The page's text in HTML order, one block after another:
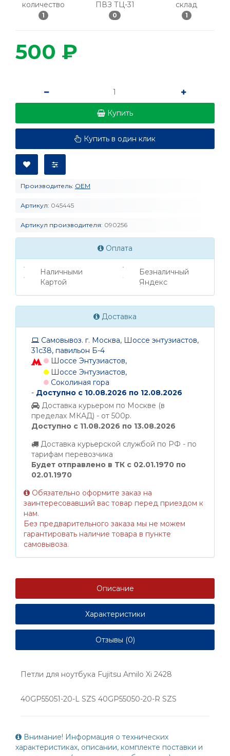
количество
1
ПВЗ ТЦ-31
0
склад
1
500 ₽
Купить
Купить в один клик
Производитель: OEM
Артикул: 045445
Артикул производителя: 090256
Оплата
Наличными
Картой
Безналичный
Яндекс
Доставка
Самовывоз. г. Москва, Шоссе энтузиастов,
31с38, павильон Б-4
Шоссе Энтузиастов,
Шоссе Энтузиастов,
Соколиная гора
- Доступно с 10.08.2026 по 12.08.2026
Доставка курьером по Москве (в
пределах МКАД) - от 500р.
Доступно с 11.08.2026 по 13.08.2026
Доставка курьерской службой по РФ - по
тарифам перевозчика
Будет отправлено в ТК с 02.01.1970 по
02.01.1970
Обязательно оформите заказ на
заинтересовавший вас товар перед приездом к
нам.
Без предварительного заказа мы не можем
гарантировать наличие товара в пункте
самовывоза.
Описание
Характеристики
Отзывы (0)
Петли для ноутбука Fujitsu Amilo Xi 2428
40GP55051-20-L SZS 40GP55050-20-R SZS
Внимание! Информация о технических
характеристиках, описании, комплекте поставки и